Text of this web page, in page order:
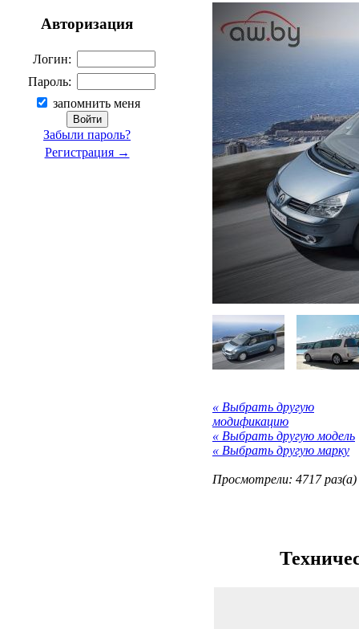
Авторизация
Логин:
Пароль:
запомнить меня
Забыли пароль?
Регистрация →
« Выбрать другую
модификацию
« Выбрать другую модель
« Выбрать другую марку
Просмотрели: 4717 раз(а)